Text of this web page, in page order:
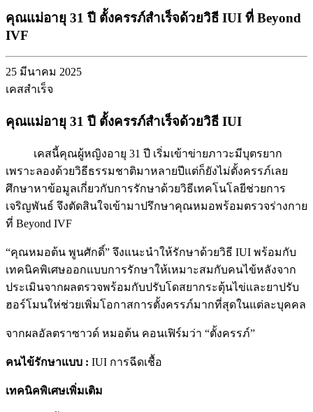
คุณแม่อายุ 31 ปี ตั้งครรภ์สำเร็จด้วยวิธี IUI ที่ Beyond
IVF
25 มีนาคม 2025
เคสสำเร็จ
คุณแม่อายุ 31 ปี ตั้งครรภ์สำเร็จด้วยวิธี IUI
เคสนี้คุณผู้หญิงอายุ 31 ปี เริ่มเข้าข่ายภาวะมีบุตรยาก
เพราะลองด้วยวิธีธรรมชาติมาหลายปีแต่ก็ยังไม่ตั้งครรภ์เลย
ศึกษาหาข้อมูลเกี่ยวกับการรักษาด้วยวิธีเทคโนโลยีช่วยการ
เจริญพันธ์ จึงตัดสินใจเข้ามาปรึกษาคุณหมอพร้อมตรวจร่างกาย
ที่ Beyond IVF
“คุณหมอต้น พูนศักดิ์” จึงแนะนำให้รักษาด้วยวิธี IUI พร้อมกับ
เทคนิคพิเศษออกแบบการรักษาให้เหมาะสมกับคนไข้หลังจาก
ประเมินจากผลตรวจพร้อมกับปรับโดสยากระตุ้นไข่และยาปรับ
ฮอร์โมนให่ช่วยเพิ่มโอกาสการตั้งครรภ์มากที่สุดในแต่ละบุคคล
จากผลอัลตราซาวด์ หมอต้น คอนเฟิร์มว่า “ตั้งครรภ์”
คนไข้รักษาแบบ : IUI การฉีดเชื้อ
เทคนิคพิเศษเพิ่มเติม